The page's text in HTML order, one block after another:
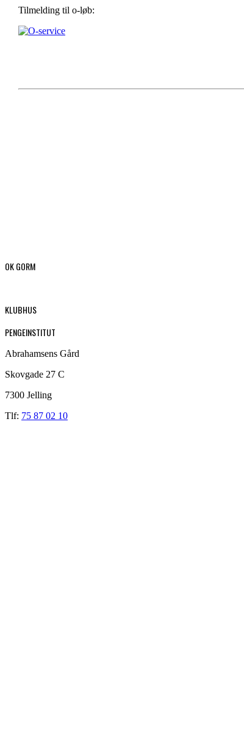
Tilmelding til o-løb:
OK GORM
KLUBHUS
PENGEINSTITUT
Abrahamsens Gård
Skovgade 27 C
7300 Jelling
Tlf: 75 87 02 10